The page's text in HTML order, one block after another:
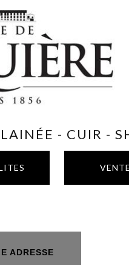
ADRESSE
- CUIR -